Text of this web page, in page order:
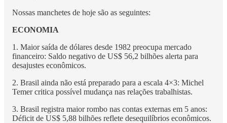
Nossas manchetes de hoje são as seguintes:
ECONOMIA
1. Maior saída de dólares desde 1982 preocupa mercado
financeiro: Saldo negativo de US$ 56,2 bilhões alerta para
desajustes econômicos.
2. Brasil ainda não está preparado para a escala 4×3: Michel
Temer critica possível mudança nas relações trabalhistas.
3. Brasil registra maior rombo nas contas externas em 5 anos:
Déficit de US$ 5,88 bilhões reflete desequilíbrios econômicos.